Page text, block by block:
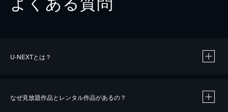
U-NEXTとは？
なぜ見放題作品とレンタル作品があるの？